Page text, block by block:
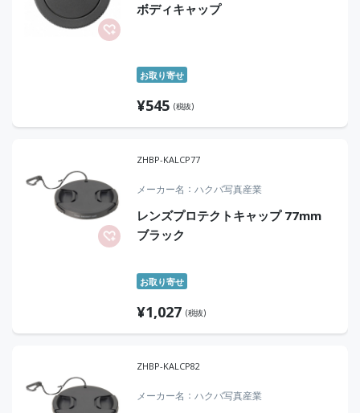
ボディキャップ
お取り寄せ
¥545 (税抜)
ZHBP-KALCP77
メーカー名 ハクバ写真産業
レンズプロテクトキャップ 77mm
ブラック
お取り寄せ
¥1,027 (税抜)
ZHBP-KALCP82
メーカー名 ハクバ写真産業